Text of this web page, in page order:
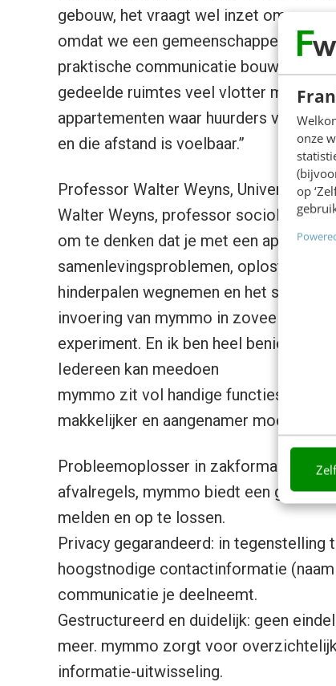
onze
op
gebouw, het vraagt wel inzet om een
omdat we een gemeenschappelijke
praktische communicatie bouwen we
gedeelde ruimtes veel vlotter maakt.
appartementen waar huurders vaak
en die afstand is voelbaar.”
Professor Walter Weyns, Universiteit
Walter Weyns, professor sociologie
om te denken dat je met een app alle
samenlevingsproblemen, oplost. Maar
hinderpalen wegnemen en het simpele
invoering van mymmo in zoveel
experiment. En ik ben heel benieuwd
Iedereen kan meedoen
mymmo zit vol handige functies die
makkelijker en aangenamer moeten
Probleemoplosser in zakformaat: van
afvalregels, mymmo biedt een
melden en op te lossen.
Privacy gegarandeerd: in
hoogstnodige contactinformatie
communicatie je deelneemt.
Gestructureerd en duidelijk: geen
meer. mymmo zorgt voor
informatie-uitwisseling.